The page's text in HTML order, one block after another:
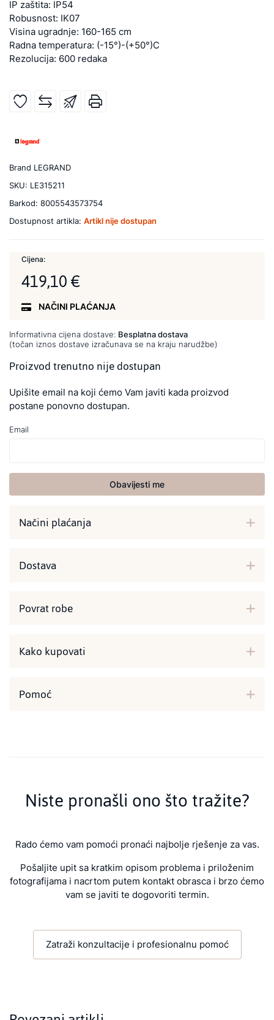
IP zaštita: IP54
Robusnost: IK07
Visina ugradnje: 160-165 cm
Radna temperatura: (-15°)-(+50°)C
Rezolucija: 600 redaka
Brand LEGRAND
SKU: LE315211
Barkod: 8005543573754
Dostupnost artikla: Artikl nije dostupan
Cijena:
419,10 €
NAČINI PLAĆANJA
Informativna cijena dostave: Besplatna dostava
(točan iznos dostave izračunava se na kraju narudžbe)
Proizvod trenutno nije dostupan
Upišite email na koji ćemo Vam javiti kada proizvod
postane ponovno dostupan.
Email
Obavijesti me
Načini plaćanja
Dostava
Povrat robe
Kako kupovati
Pomoć
Niste pronašli ono što tražite?
Rado ćemo vam pomoći pronaći najbolje rješenje za vas.
Pošaljite upit sa kratkim opisom problema i priloženim
fotografijama i nacrtom putem kontakt obrasca i brzo ćemo
vam se javiti te dogovoriti termin.
Zatraži konzultacije i profesionalnu pomoć